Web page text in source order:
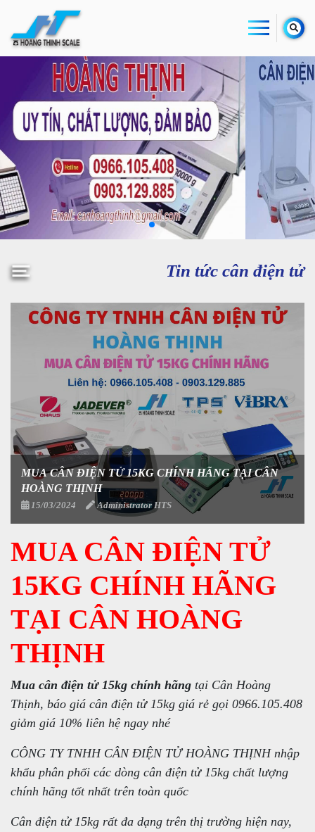
Tin tức cân điện tử
MUA CÂN ĐIỆN TỬ 15KG CHÍNH HÃNG TẠI CÂN
HOÀNG THỊNH
15/03/2024 Administrator HTS
MUA CÂN ĐIỆN TỬ
15KG CHÍNH HÃNG
TẠI CÂN HOÀNG
THỊNH
Mua cân điện tử 15kg chính hãng tại Cân Hoàng
Thịnh, báo giá cân điện tử 15kg giá rẻ gọi 0966.105.408
giảm giá 10% liên hệ ngay nhé
CÔNG TY TNHH CÂN ĐIỆN TỬ HOÀNG THỊNH nhập
khẩu phân phối các dòng cân điện tử 15kg chất lượng
chính hãng tốt nhất trên toàn quốc
Cân điện tử 15kg rất đa dạng trên thị trường hiện nay,